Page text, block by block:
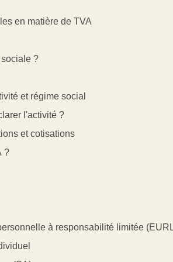
en matière de TVA
?
et régime social
l'activité ?
et cotisations
?
à responsabilité limitée